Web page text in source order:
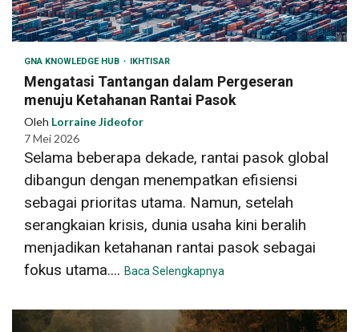
GNA KNOWLEDGE HUB IKHTISAR
Mengatasi Tantangan dalam Pergeseran
menuju Ketahanan Rantai Pasok
Oleh Lorraine Jideofor
7 Mei 2026
Selama beberapa dekade, rantai pasok global
dibangun dengan menempatkan efisiensi
sebagai prioritas utama. Namun, setelah
serangkaian krisis, dunia usaha kini beralih
menjadikan ketahanan rantai pasok sebagai
fokus utama.... Baca Selengkapnya